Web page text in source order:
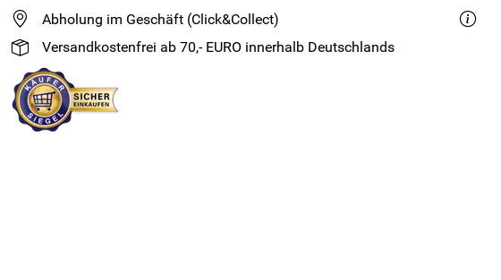
Abholung im Geschäft (Click&Collect)
Versandkostenfrei ab 70,- EURO innerhalb Deutschlands